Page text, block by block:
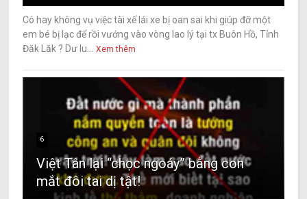
Có hay không vụ việc tài xế lái xe bị oan sai khi giúp đỡ một
em bé bị lạc để rồi vướng vào vòng lao lý tại tx Buôn Hồ, Tỉnh
Đăk Lăk ? Dư lu...
Xem thêm
6
Việt Tân lại “chọc ngoáy” bằng con
mắt đôi tai dị tật!